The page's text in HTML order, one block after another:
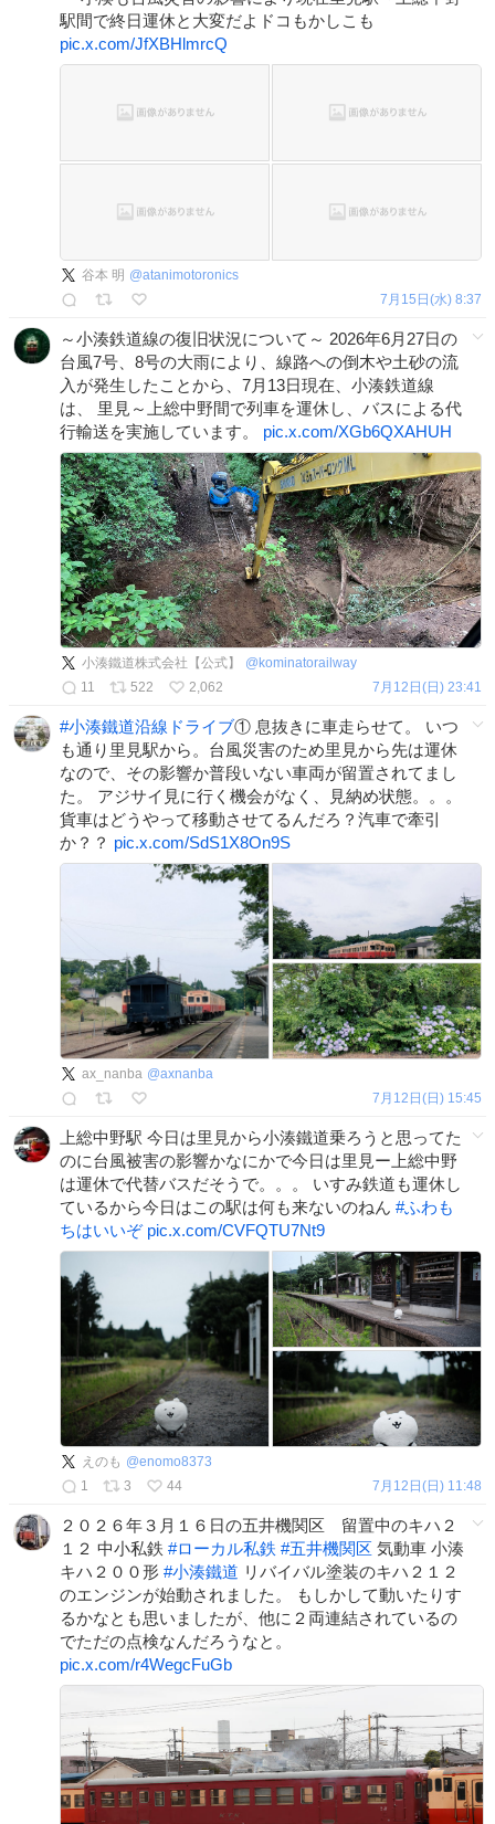
駅間で終日運休と大変だよドコもかしこも
pic.x.com/JfXBHlmrcQ
谷本 明 @atanimotoronics
7月15日(水) 8:37
～小湊鉄道線の復旧状況について～ 2026年6月27日の
台風7号、8号の大雨により、線路への倒木や土砂の流
入が発生したことから、7月13日現在、小湊鉄道線
は、 里見～上総中野間で列車を運休し、バスによる代
行輸送を実施しています。 pic.x.com/XGb6QXAHUH
小湊鐵道株式会社【公式】 @ kominatorailway
11
522 2,062 7月12日(日) 23:41
#小湊鐵道沿線ドライブ① 息抜きに車走らせて。 いつ
も通り里見駅から。台風災害のため里見から先は運休
なので、その影響か普段いない車両が留置されてまし
た。 アジサイ見に行く機会がなく、見納め状態。。。
貨車はどうやって移動させてるんだろ？汽車で牽引
か？？ pic.x.com/SdS1X8On9S
ax_nanba @axnanba
7月12日(日) 15:45
上総中野駅 今日は里見から小湊鐵道乗ろうと思ってた
のに台風被害の影響かなにかで今日は里見ー上総中野
は運休で代替バスだそうで。。。 いすみ鉄道も運休し
ているから今日はこの駅は何も来ないのねん #ふわも
ちはいいぞ pic.x.com/CVFQTU7Nt9
えのも @enomo8373
1
3 44 7月12日(日) 11:48
２０２６年３月１６日の五井機関区 留置中のキハ２
１２ 中小私鉄 #ローカル私鉄 #五井機関区 気動車 小湊
キハ２００形 #小湊鐵道 リバイバル塗装のキハ２１２
のエンジンが始動されました。 もしかして動いたりす
るかなとも思いましたが、他に２両連結されているの
でただの点検なんだろうなと。
pic.x.com/r4WegcFuGb